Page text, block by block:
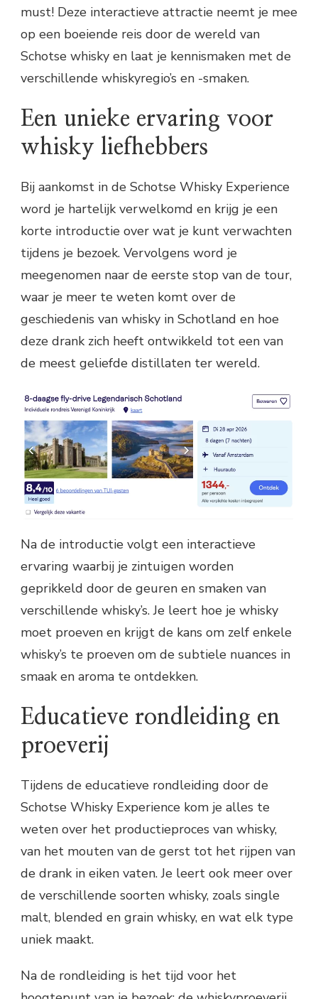
must! Deze interactieve attractie neemt je mee
op een boeiende reis door de wereld van
Schotse whisky en laat je kennismaken met de
verschillende whiskyregio’s en -smaken.
Een unieke ervaring voor
whisky liefhebbers
Bij aankomst in de Schotse Whisky Experience
word je hartelijk verwelkomd en krijg je een
korte introductie over wat je kunt verwachten
tijdens je bezoek. Vervolgens word je
meegenomen naar de eerste stop van de tour,
waar je meer te weten komt over de
geschiedenis van whisky in Schotland en hoe
deze drank zich heeft ontwikkeld tot een van
de meest geliefde distillaten ter wereld.
Na de introductie volgt een interactieve
ervaring waarbij je zintuigen worden
geprikkeld door de geuren en smaken van
verschillende whisky’s. Je leert hoe je whisky
moet proeven en krijgt de kans om zelf enkele
whisky’s te proeven om de subtiele nuances in
smaak en aroma te ontdekken.
Educatieve rondleiding en
proeverij
Tijdens de educatieve rondleiding door de
Schotse Whisky Experience kom je alles te
weten over het productieproces van whisky,
van het mouten van de gerst tot het rijpen van
de drank in eiken vaten. Je leert ook meer over
de verschillende soorten whisky, zoals single
malt, blended en grain whisky, en wat elk type
uniek maakt.
Na de rondleiding is het tijd voor het